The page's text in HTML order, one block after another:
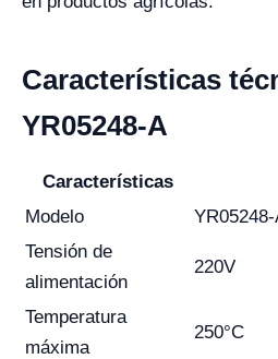
Características
YR05248-A
Características
Modelo
Tensión de
alimentación
220V
Temperatura
máxima
250°C